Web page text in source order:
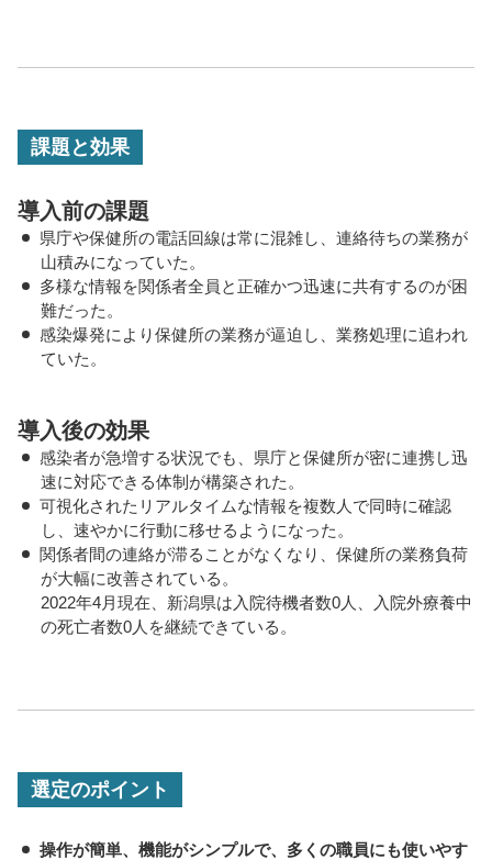
課題と効果
導入前の課題
県庁や保健所の電話回線は常に混雑し、連絡待ちの業務が
山積みになっていた。
多様な情報を関係者全員と正確かつ迅速に共有するのが困
難だった。
感染爆発により保健所の業務が逼迫し、業務処理に追われ
ていた。
導入後の効果
感染者が急増する状況でも、県庁と保健所が密に連携し迅
速に対応できる体制が構築された。
可視化されたリアルタイムな情報を複数人で同時に確認
し、速やかに行動に移せるようになった。
関係者間の連絡が滞ることがなくなり、保健所の業務負荷
が大幅に改善されている。
2022年4月現在、新潟県は入院待機者数0人、入院外療養中
の死亡者数0人を継続できている。
選定のポイント
操作が簡単、機能がシンプルで、多くの職員にも使いやす